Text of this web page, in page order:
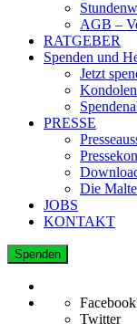
AGB –
RATGEBER
Spenden und
Jetzt
PRESSE
Die
JOBS
KONTAKT
Spenden
Facebook
Twitter